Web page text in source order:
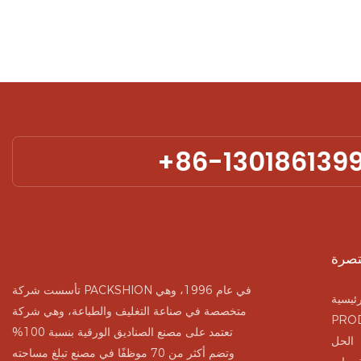
+86-
تأسست شركة PACKSHION في عام 1996، وهي
متخصصة في صناعة التغليف والطباعة، وهي شركة
تعتمد على مصنع الصناديق الورقية بنسبة 100%
وتضم أكثر من 70 موظفًا في مصنع تبلغ مساحته
الحل